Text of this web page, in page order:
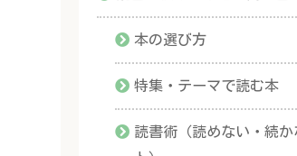
本の選び方
特集・テーマで読む本
読書術（読めない・続